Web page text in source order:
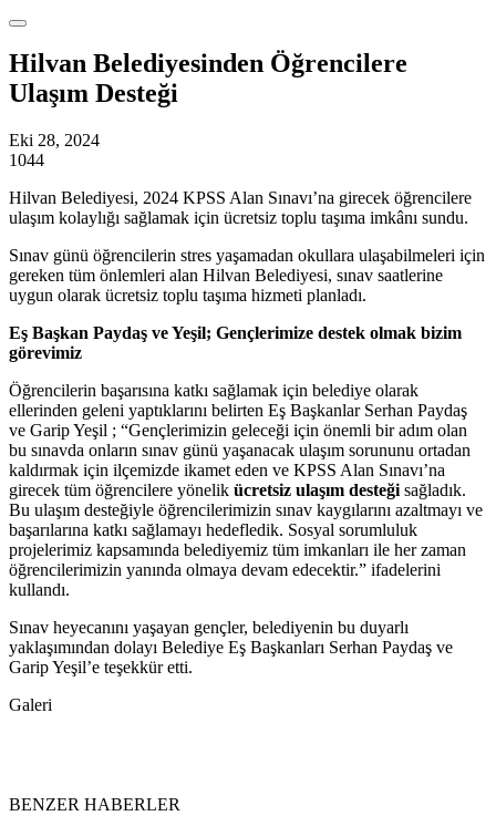
Hilvan Belediyesinden Öğrencilere
Ulaşım Desteği
Eki 28, 2024
1044
Hilvan Belediyesi, 2024 KPSS Alan Sınavı’na girecek öğrencilere
ulaşım kolaylığı sağlamak için ücretsiz toplu taşıma imkânı sundu.
Sınav günü öğrencilerin stres yaşamadan okullara ulaşabilmeleri için
gereken tüm önlemleri alan Hilvan Belediyesi, sınav saatlerine
uygun olarak ücretsiz toplu taşıma hizmeti planladı.
Eş Başkan Paydaş ve Yeşil; Gençlerimize destek olmak bizim
görevimiz
Öğrencilerin başarısına katkı sağlamak için belediye olarak
ellerinden geleni yaptıklarını belirten Eş Başkanlar Serhan Paydaş
ve Garip Yeşil ; “Gençlerimizin geleceği için önemli bir adım olan
bu sınavda onların sınav günü yaşanacak ulaşım sorununu ortadan
kaldırmak için ilçemizde ikamet eden ve KPSS Alan Sınavı’na
girecek tüm öğrencilere yönelik ücretsiz ulaşım desteği sağladık.
Bu ulaşım desteğiyle öğrencilerimizin sınav kaygılarını azaltmayı ve
başarılarına katkı sağlamayı hedefledik. Sosyal sorumluluk
projelerimiz kapsamında belediyemiz tüm imkanları ile her zaman
öğrencilerimizin yanında olmaya devam edecektir.” ifadelerini
kullandı.
Sınav heyecanını yaşayan gençler, belediyenin bu duyarlı
yaklaşımından dolayı Belediye Eş Başkanları Serhan Paydaş ve
Garip Yeşil’e teşekkür etti.
Galeri
BENZER HABERLER